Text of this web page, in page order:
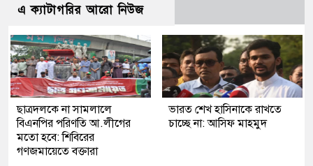
এ ক্যাটাগরির আরো নিউজ
ছাত্রদলকে না সামলালে
বিএনপির পরিণতি আ.লীগের
মতো হবে: শিবিরের
গণজমায়েতে বক্তারা
ভারত শেখ হাসিনাকে রাখতে
চাচ্ছে না: আসিফ মাহমুদ